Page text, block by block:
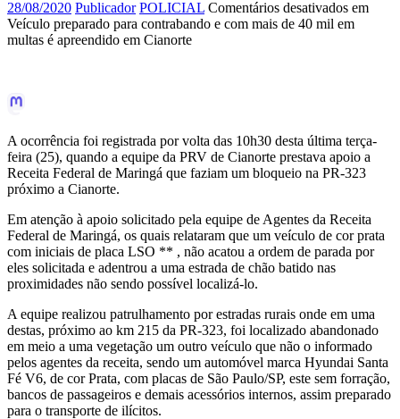
28/08/2020 Publicador POLICIAL Comentários desativados em
Veículo preparado para contrabando e com mais de 40 mil em
multas é apreendido em Cianorte
A ocorrência foi registrada por volta das 10h30 desta última terça-
feira (25), quando a equipe da PRV de Cianorte prestava apoio a
Receita Federal de Maringá que faziam um bloqueio na PR-323
próximo a Cianorte.
Em atenção à apoio solicitado pela equipe de Agentes da Receita
Federal de Maringá, os quais relataram que um veículo de cor prata
com iniciais de placa LSO ** , não acatou a ordem de parada por
eles solicitada e adentrou a uma estrada de chão batido nas
proximidades não sendo possível localizá-lo.
A equipe realizou patrulhamento por estradas rurais onde em uma
destas, próximo ao km 215 da PR-323, foi localizado abandonado
em meio a uma vegetação um outro veículo que não o informado
pelos agentes da receita, sendo um automóvel marca Hyundai Santa
Fé V6, de cor Prata, com placas de São Paulo/SP, este sem forração,
bancos de passageiros e demais acessórios internos, assim preparado
para o transporte de ilícitos.